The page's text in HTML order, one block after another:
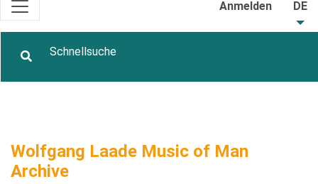
Anmelden DE
Wolfgang Laade Music of Man
Archive